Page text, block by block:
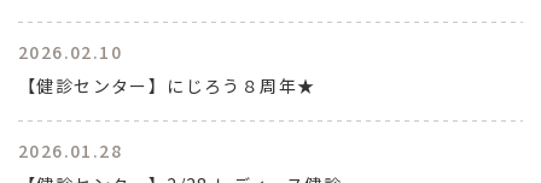
2026.02.10
【健診センター】にじろう８周年★
2026.01.28